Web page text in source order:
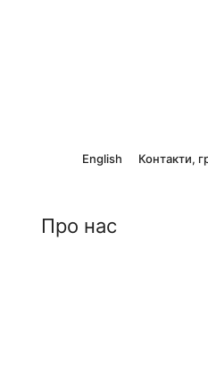
English Контакти,
Про нас